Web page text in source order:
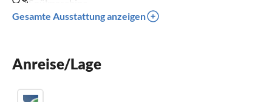
Parkplatz
Gesamte Ausstattung anzeigen
Anreise/Lage